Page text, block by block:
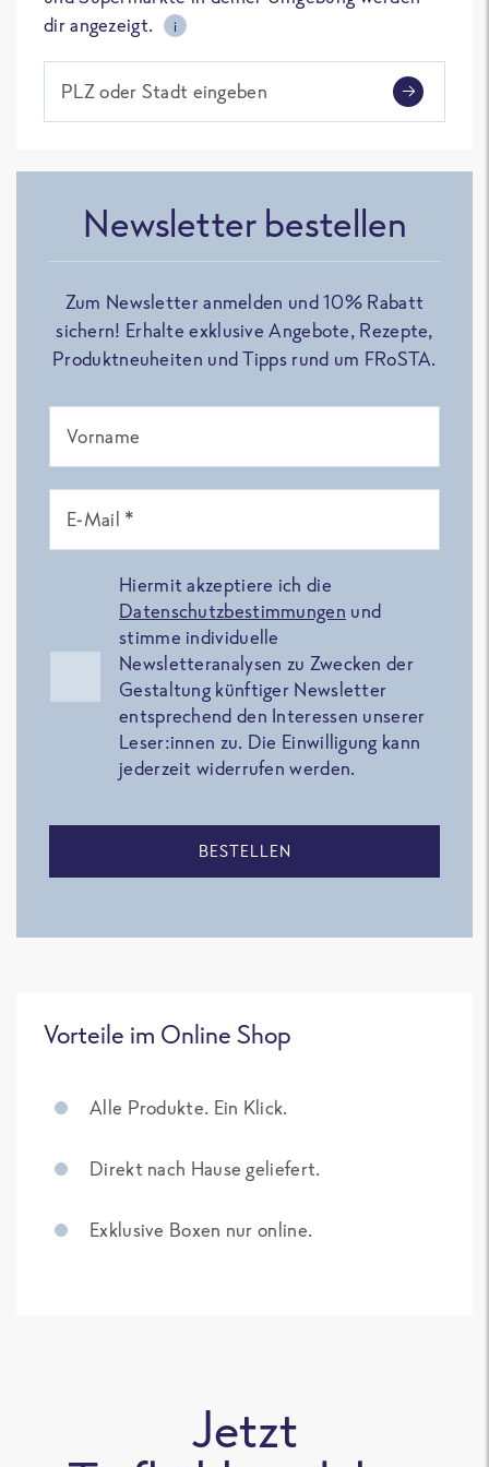
dir angezeigt.
i
PLZ oder Stadt eingeben
Newsletter bestellen
Zum Newsletter anmelden und 10% Rabatt
sichern! Erhalte exklusive Angebote, Rezepte,
Produktneuheiten und Tipps rund um FRoSTA.
Vorname
E-Mail *
Hiermit akzeptiere ich die
Datenschutzbestimmungen und
stimme individuelle
Newsletteranalysen zu Zwecken der
Gestaltung künftiger Newsletter
entsprechend den Interessen unserer
Leser:innen zu. Die Einwilligung kann
jederzeit widerrufen werden.
BESTELLEN
Vorteile im Online Shop
Alle Produkte. Ein Klick.
Direkt nach Hause geliefert.
Exklusive Boxen nur online.
Jetzt